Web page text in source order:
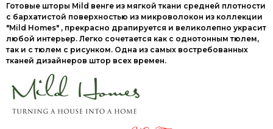
Готовые шторы Mild венге из мягкой ткани средней плотности
с бархатистой поверхностью из микроволокон из коллекции
"Mild Homes" , прекрасно драпируется и великолепно украсит
любой интерьер. Легко сочетается как с однотонным тюлем,
так и с тюлем с рисунком. Одна из самых востребованных
тканей дизайнеров штор всех времен.